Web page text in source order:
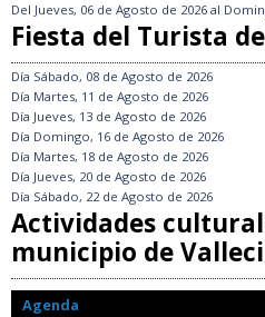
Del Jueves, 06 de Agosto de 2026 al
Fiesta del Turista
Día Sábado, 08 de Agosto de 2026
Día Martes, 11 de Agosto de 2026
Día Jueves, 13 de Agosto de 2026
Día Domingo, 16 de Agosto de 2026
Día Martes, 18 de Agosto de 2026
Día Jueves, 20 de Agosto de 2026
Día Sábado, 22 de Agosto de 2026
Actividades
municipio de
Agenda